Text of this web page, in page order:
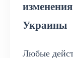
Украины
Любые